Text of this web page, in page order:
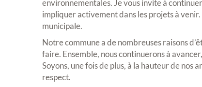
environnementales. Je vous invite à
impliquer activement dans les projets à
municipale.
Notre commune a de nombreuses raisons
faire. Ensemble, nous continuerons à
Soyons, une fois de plus, à la hauteur de nos
respect.
Inscription
exposition de
sculptures et